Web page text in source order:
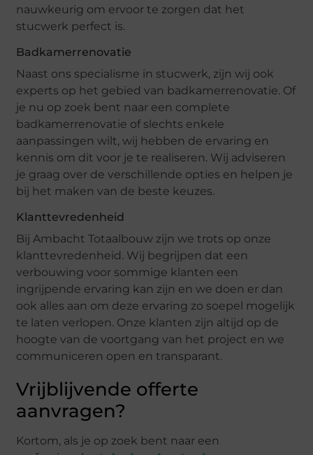
nauwkeurig om ervoor te zorgen dat het
stucwerk perfect is.
Badkamerrenovatie
Naast ons specialisme in stucwerk, zijn wij ook
experts op het gebied van badkamerrenovatie. Of
je nu op zoek bent naar een complete
badkamerrenovatie of slechts enkele
aanpassingen wilt, wij hebben de ervaring en
kennis om dit voor je te realiseren. Wij adviseren
je graag over de verschillende opties en helpen je
bij het maken van de beste keuzes.
Klanttevredenheid
Bij Ambacht Totaalbouw zijn we trots op onze
klanttevredenheid. Wij begrijpen dat een
verbouwing voor sommige klanten een
ingrijpende ervaring kan zijn en we doen er dan
ook alles aan om deze ervaring zo soepel mogelijk
te laten verlopen. Onze klanten zijn altijd op de
hoogte van de voortgang van het project en we
communiceren open en transparant.
Vrijblijvende offerte
aanvragen?
Kortom, als je op zoek bent naar een